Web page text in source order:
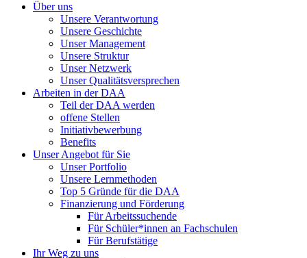
Über uns
Unsere Verantwortung
Unsere Geschichte
Unser Management
Unsere Struktur
Unser Netzwerk
Unser Qualitätsversprechen
Arbeiten in der DAA
Teil der DAA werden
offene Stellen
Initiativbewerbung
Benefits
Unser Angebot für Sie
Unser Portfolio
Unsere Lernmethoden
Top 5 Gründe für die DAA
Finanzierung und Förderung
Für Arbeitssuchende
Für Schüler*innen an Fachschulen
Für Berufstätige
Ihr Weg zu uns